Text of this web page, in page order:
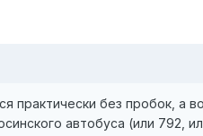
без пробок, а
автобуса (или 792,